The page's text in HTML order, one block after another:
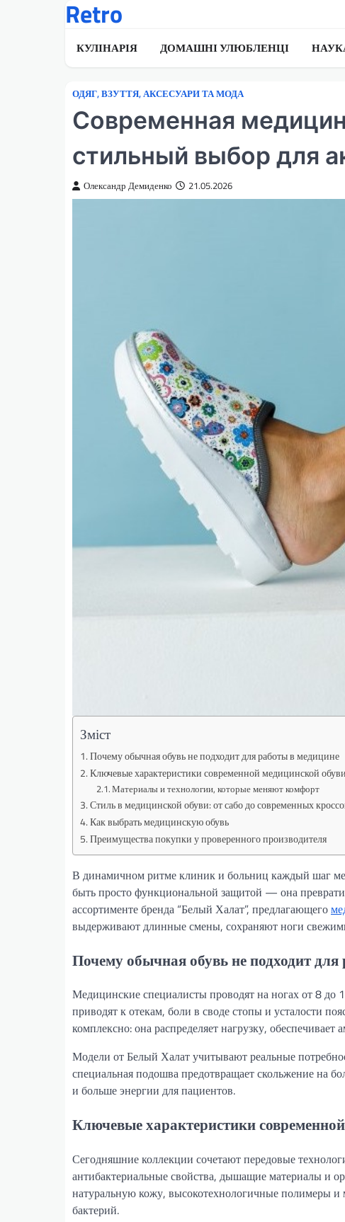
Retro
КУЛІНАРІЯ ДОМАШНІ УЛЮБЛЕНЦІ
ОДЯГ, ВЗУТТЯ, АКСЕСУАРИ ТА МОДА
Современная
стильный выбор для
Олександр Демиденко 21.05.2026
Зміст
Почему обычная обувь не подходит для работы в медицине
Ключевые характеристики современной медицинской обуви
Материалы и технологии, которые меняют комфорт
Стиль в медицинской обуви: от сабо до современных
Как выбрать медицинскую обувь
Преимущества покупки у проверенного производителя
В динамичном ритме клиник и больниц каждый шаг
быть просто функциональной защитой — она
ассортименте бренда “Белый Халат”, предлагающего
выдерживают длинные смены, сохраняют ноги
Почему обычная обувь не подходит
Медицинские специалисты проводят на ногах от 8
приводят к отекам, боли в своде стопы и усталости
комплексно: она распределяет нагрузку,
Модели от Белый Халат учитывают реальные
специальная подошва предотвращает скольжение на
и больше энергии для пациентов.
Ключевые характеристики
Сегодняшние коллекции сочетают передовые
антибактериальные свойства, дышащие материалы и
натуральную кожу, высокотехнологичные полимеры
бактерий.